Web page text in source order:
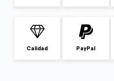
Calidad PayPal